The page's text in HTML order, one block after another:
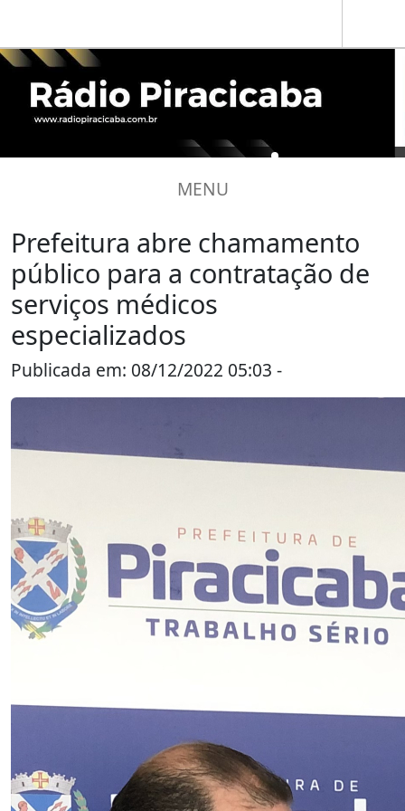
MENU
Prefeitura abre chamamento
público para a contratação de
serviços médicos
especializados
Publicada em: 08/12/2022 05:03 -